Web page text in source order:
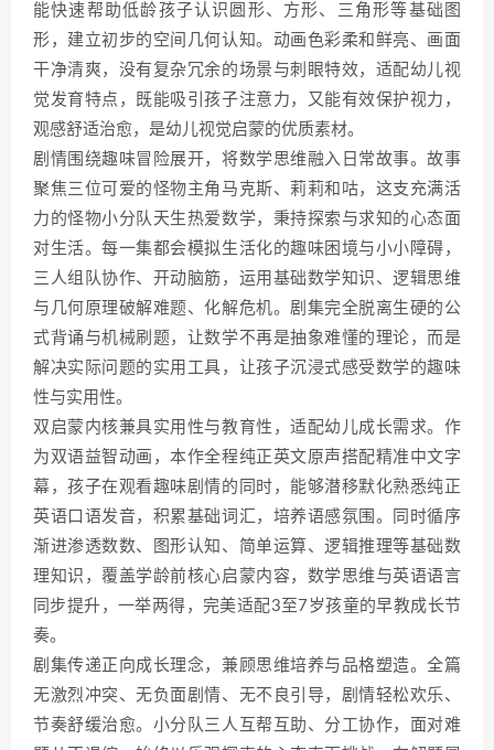
能快速帮助低龄孩子认识圆形、方形、三角形等基础图
形，建立初步的空间几何认知。动画色彩柔和鲜亮、画面
干净清爽，没有复杂冗余的场景与刺眼特效，适配幼儿视
觉发育特点，既能吸引孩子注意力，又能有效保护视力，
观感舒适治愈，是幼儿视觉启蒙的优质素材。
剧情围绕趣味冒险展开，将数学思维融入日常故事。故事
聚焦三位可爱的怪物主角马克斯、莉莉和咕，这支充满活
力的怪物小分队天生热爱数学，秉持探索与求知的心态面
对生活。每一集都会模拟生活化的趣味困境与小小障碍，
三人组队协作、开动脑筋，运用基础数学知识、逻辑思维
与几何原理破解难题、化解危机。剧集完全脱离生硬的公
式背诵与机械刷题，让数学不再是抽象难懂的理论，而是
解决实际问题的实用工具，让孩子沉浸式感受数学的趣味
性与实用性。
双启蒙内核兼具实用性与教育性，适配幼儿成长需求。作
为双语益智动画，本作全程纯正英文原声搭配精准中文字
幕，孩子在观看趣味剧情的同时，能够潜移默化熟悉纯正
英语口语发音，积累基础词汇，培养语感氛围。同时循序
渐进渗透数数、图形认知、简单运算、逻辑推理等基础数
理知识，覆盖学龄前核心启蒙内容，数学思维与英语语言
同步提升，一举两得，完美适配3至7岁孩童的早教成长节
奏。
剧集传递正向成长理念，兼顾思维培养与品格塑造。全篇
无激烈冲突、无负面剧情、无不良引导，剧情轻松欢乐、
节奏舒缓治愈。小分队三人互帮互助、分工协作，面对难